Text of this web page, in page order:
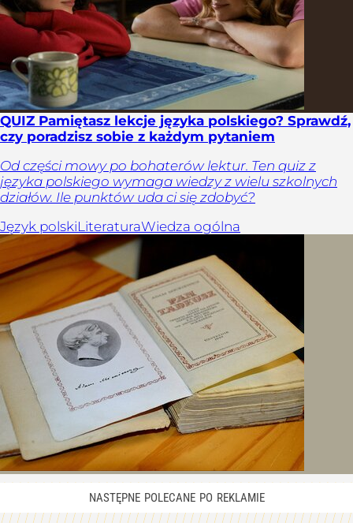
QUIZ Pamiętasz lekcje języka polskiego? Sprawdź,
czy poradzisz sobie z każdym pytaniem
Od części mowy po bohaterów lektur. Ten quiz z
języka polskiego wymaga wiedzy z wielu szkolnych
działów. Ile punktów uda ci się zdobyć?
Język polskiLiteraturaWiedza ogólna